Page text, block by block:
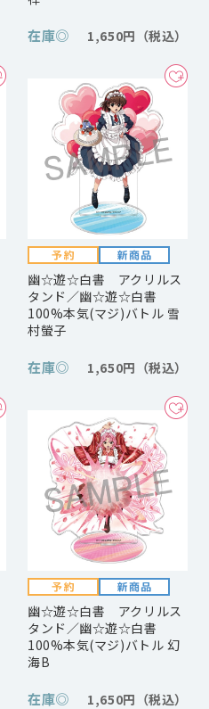
在庫◎ 1,650円
幽☆遊☆白書 アクリルス
タンド／幽☆遊☆白書
100%本気(マジ)バトル 雪
村螢子
在庫◎ 1,650円
幽☆遊☆白書 アクリルス
タンド／幽☆遊☆白書
100%本気(マジ)バトル 幻
海B
在庫◎ 1,650円